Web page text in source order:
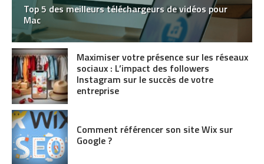
Top 5 des meilleurs téléchargeurs de vidéos pour
Mac
Maximiser votre présence sur les réseaux
sociaux : L’impact des followers
Instagram sur le succès de votre
entreprise
Comment référencer son site Wix sur
Google ?